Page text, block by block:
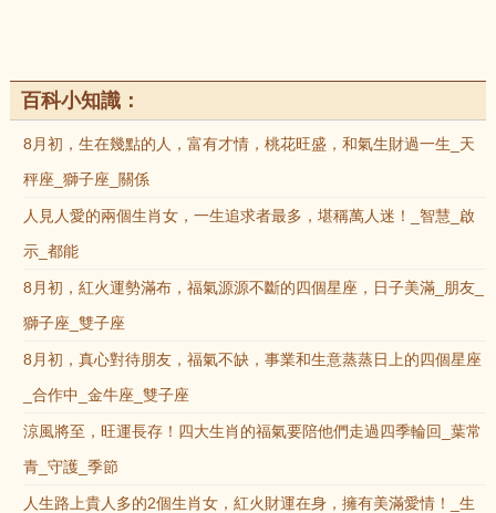
百科小知識：
8月初，生在幾點的人，富有才情，桃花旺盛，和氣生財過一生_天
秤座_獅子座_關係
人見人愛的兩個生肖女，一生追求者最多，堪稱萬人迷！_智慧_啟
示_都能
8月初，紅火運勢滿布，福氣源源不斷的四個星座，日子美滿_朋友_
獅子座_雙子座
8月初，真心對待朋友，福氣不缺，事業和生意蒸蒸日上的四個星座
_合作中_金牛座_雙子座
涼風將至，旺運長存！四大生肖的福氣要陪他們走過四季輪回_葉常
青_守護_季節
人生路上貴人多的2個生肖女，紅火財運在身，擁有美滿愛情！_生